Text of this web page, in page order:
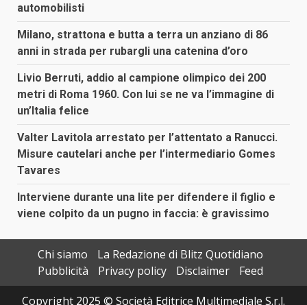
automobilisti
Milano, strattona e butta a terra un anziano di 86
anni in strada per rubargli una catenina d’oro
Livio Berruti, addio al campione olimpico dei 200
metri di Roma 1960. Con lui se ne va l’immagine di
un’Italia felice
Valter Lavitola arrestato per l’attentato a Ranucci.
Misure cautelari anche per l’intermediario Gomes
Tavares
Interviene durante una lite per difendere il figlio e
viene colpito da un pugno in faccia: è gravissimo
Chi siamo
La Redazione di Blitz Quotidiano
Pubblicità
Privacy policy Disclaimer
Feed
Copyright 2025 © Società Editrice Multimediale S.r.l.